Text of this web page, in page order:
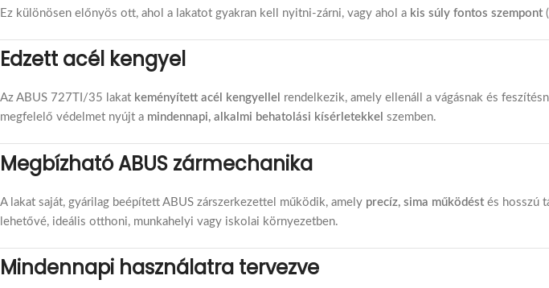
Ez különösen előnyös ott, ahol a lakatot gyakran kell nyitni-zárni, vagy ahol a kis súly fontos szempont
Edzett acél kengyel
Az ABUS 727TI/35 lakat keményített acél kengyellel rendelkezik, amely ellenáll a vágásnak és
megfelelő védelmet nyújt a mindennapi, alkalmi behatolási kísérletekkel szemben.
Megbízható ABUS zármechanika
A lakat saját, gyárilag beépített ABUS zárszerkezettel működik, amely precíz, sima működéstés hosszú
lehetővé, ideális otthoni, munkahelyi vagy iskolai környezetben.
Mindennapi használatra tervezve